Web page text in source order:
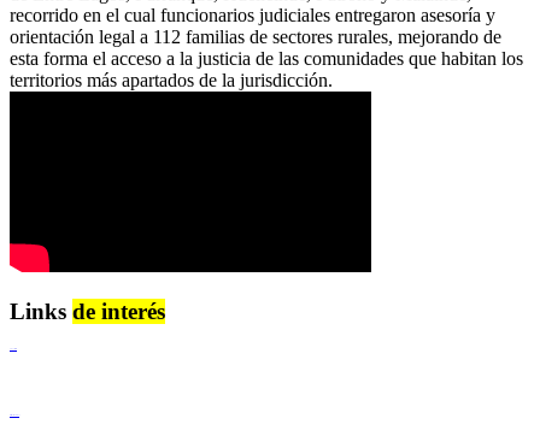
recorrido en el cual funcionarios judiciales entregaron asesoría y
orientación legal a 112 familias de sectores rurales, mejorando de
esta forma el acceso a la justicia de las comunidades que habitan los
territorios más apartados de la jurisdicción.
Links de interés